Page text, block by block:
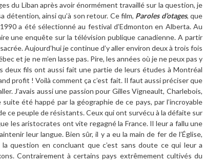
du Liban après avoir énormément travaillé sur la question, je
détention, ainsi qu’à son retour. Ce film, Paroles d’otages, que
1990 a été sélectionné au festival d’Edmonton en Alberta. Au
une enquête sur la télévision publique canadienne. A partir
Aujourd’hui je continue d’y aller environ deux à trois fois
et je ne m’en lasse pas. Pire, les années où je ne peux pas y
deux fils ont aussi fait une partie de leurs études à Montréal
profit ! Voilà comment ça c’est fait. Il faut aussi préciser que
J’avais aussi une passion pour Gilles Vigneault, Charlebois,
été happé par la géographie de ce pays, par l’incroyable
ce peuple de résistants. Ceux qui ont survécu à la défaite sur
les aristocrates ont vite regagné la France. Il leur a fallu une
leur langue. Bien sûr, il y a eu la main de fer de l’Église,
question en concluant que c’est sans doute ce qui leur a
Contrairement à certains pays extrêmement cultivés du